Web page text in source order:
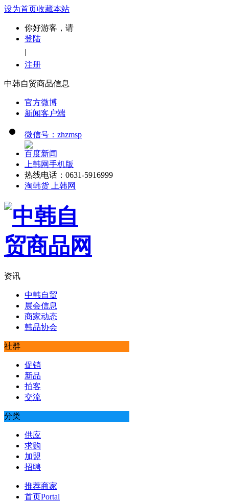
设为首页收藏本站
你好游客，请
登陆
|
注册
中韩自贸商品信息
官方微博
新闻客户端
微信号：zhzmsp
百度新闻
上韩网手机版
热线电话：0631-5916999
淘韩货 上韩网
资讯
中韩自贸
展会信息
商家动态
韩品协会
社群
促销
新品
拍客
交流
分类
供应
求购
加盟
招聘
推荐商家
首页Portal